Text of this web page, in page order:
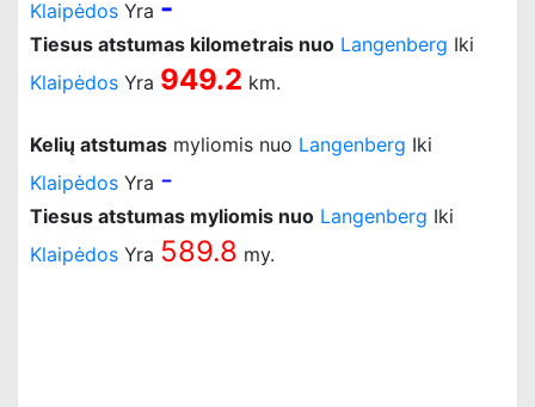
Klaipėdos Yra -
Tiesus atstumas kilometrais nuo Langenberg Iki
Klaipėdos Yra 949.2 km.
Kelių atstumas myliomis nuo Langenberg Iki
Klaipėdos Yra -
Tiesus atstumas myliomis nuo Langenberg Iki
Klaipėdos Yra 589.8 my.